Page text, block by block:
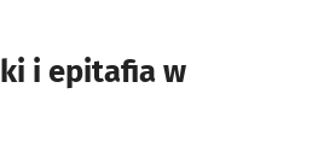
i epitafia w